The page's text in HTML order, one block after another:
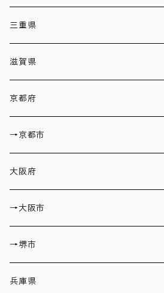
三重県
滋賀県
京都府
→京都市
大阪府
→大阪市
→堺市
兵庫県